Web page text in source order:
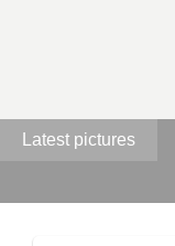
Latest pictures